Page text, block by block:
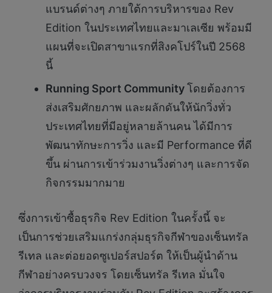
แบรนด์ต่างๆ ภายใต้การบริหารของ Rev
Edition ในประเทศไทยและมาเลเซีย พร้อมมี
แผนที่จะเปิดสาขาแรกที่สิงคโปร์ในปี 2568
นี้
Running Sport Communityโดยต้องการ
ส่งเสริมศักยภาพ และผลักดันให้นักวิ่งทั่ว
ประเทศไทยที่มีอยู่หลายล้านคน ได้มีการ
พัฒนาทักษะการวิ่ง และมี Performance ที่ดี
ขึ้น ผ่านการเข้าร่วมงานวิ่งต่างๆ และการจัด
กิจกรรมมากมาย
ซึ่งการเข้าซื้อธุรกิจ Rev Edition ในครั้งนี้ จะ
เป็นการช่วยเสริมแกร่งกลุ่มธุรกิจกีฬาของเซ็นทรัล
รีเทล และต่อยอดซูเปอร์สปอร์ต ให้เป็นผู้นำด้าน
กีฬาอย่างครบวงจร โดยเซ็นทรัล รีเทล มั่นใจ